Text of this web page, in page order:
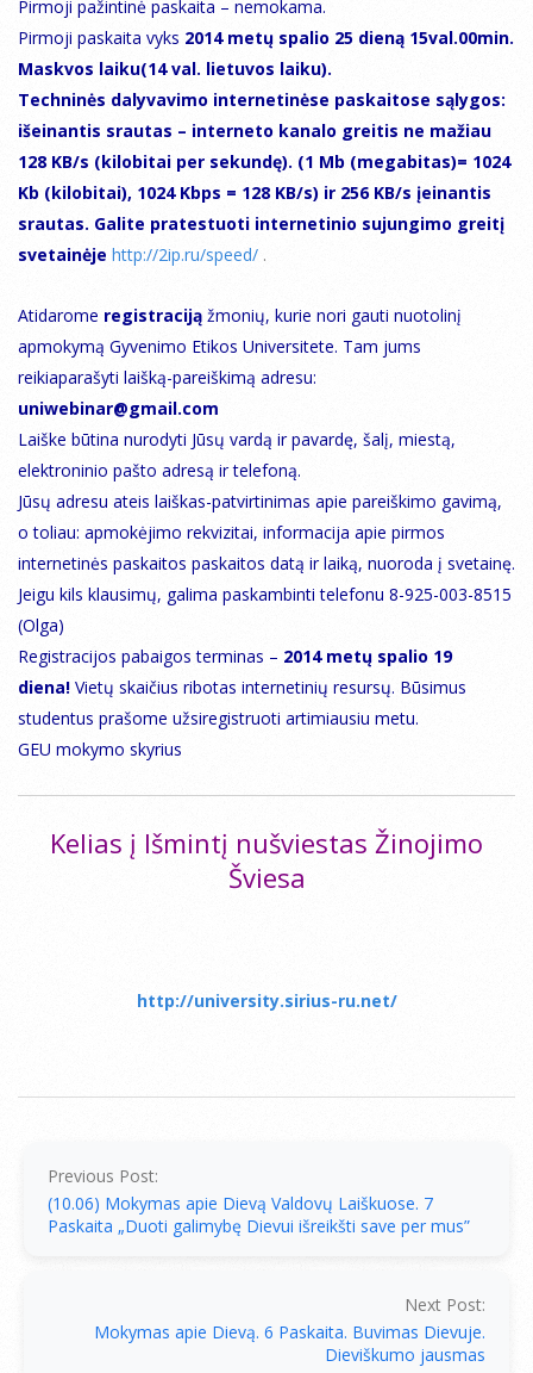
Pirmoji pažintinė paskaita – nemokama.
Pirmoji paskaita vyks 2014 metų spalio 25 dieną 15val.00min.
Maskvos laiku(14 val. lietuvos laiku).
Techninės dalyvavimo internetinėse paskaitose sąlygos:
išeinantis srautas – interneto kanalo greitis ne mažiau
128 KB/s (kilobitai per sekundę). (1 Mb (megabitas)= 1024
Kb (kilobitai), 1024 Kbps = 128 KB/s) ir 256 KB/s įeinantis
srautas. Galite pratestuoti internetinio sujungimo greitį
svetainėje http://2ip.ru/speed/ .
Atidarome registraciją žmonių, kurie nori gauti nuotolinį
apmokymą Gyvenimo Etikos Universitete. Tam jums
reikiaparašyti laišką-pareiškimą adresu:
uniwebinar@gmail.com
Laiške būtina nurodyti Jūsų vardą ir pavardę, šalį, miestą,
elektroninio pašto adresą ir telefoną.
Jūsų adresu ateis laiškas-patvirtinimas apie pareiškimo gavimą,
o toliau: apmokėjimo rekvizitai, informacija apie pirmos
internetinės paskaitos paskaitos datą ir laiką, nuoroda į svetainę.
Jeigu kils klausimų, galima paskambinti telefonu 8-925-003-8515
(Olga)
Registracijos pabaigos terminas – 2014 metų spalio 19
diena! Vietų skaičius ribotas internetinių resursų. Būsimus
studentus prašome užsiregistruoti artimiausiu metu.
GEU mokymo skyrius
Kelias į Išmintį nušviestas Žinojimo
Šviesa
http://university.sirius-ru.net/
Previous Post:
(10.06) Mokymas apie Dievą Valdovų Laiškuose. 7
Paskaita „Duoti galimybę Dievui išreikšti save per mus”
Next Post:
Mokymas apie Dievą. 6 Paskaita. Buvimas Dievuje.
Dieviškumo jausmas